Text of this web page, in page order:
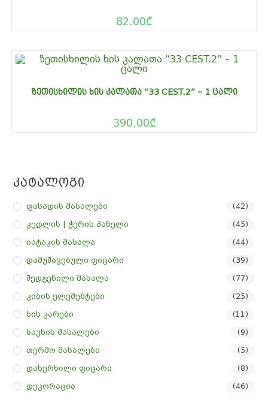
82.00₾
ᲖᲔᲗᲘᲡᲮᲘᲚᲘᲡ ᲮᲘᲡ ᲙᲐᲚᲐᲗᲐ “33 CEST.2” – 1 ᲪᲐᲚᲘ
390.00₾
Კატალოგი
Ფასადის Მასალები (42)
Კედლის | Ჭერის Პანელი (45)
Იატაკის Მასალა (44)
Დამუშავებული Ფიცარი (39)
Შედგენილი Მასალა (77)
Კიბის Ელემენტები (25)
Ხის Კარები (11)
Საუნის Მასალები (9)
Თერმო Მასალები (5)
Დახერხილი Ფიცარი (8)
Დეკორაცია (46)